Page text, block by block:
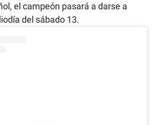
el campeón pasará a darse a
del sábado 13.